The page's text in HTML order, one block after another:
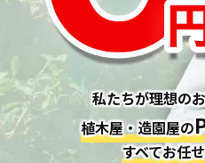
私たちが理想の
植木屋・造園屋の
すべてお任